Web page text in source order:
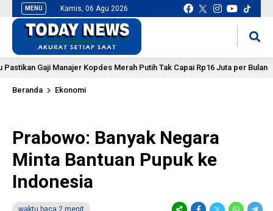
MENU Kamis, 06 Agu 2026
Gaji Manajer Kopdes Merah Putih Tak Capai Rp16 Juta per Bulan
Beranda Ekonomi
Prabowo: Banyak Negara
Minta Bantuan Pupuk ke
Indonesia
waktu baca 2 menit